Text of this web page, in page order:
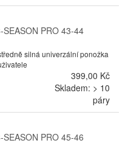
PRO 43-44
silná univerzální ponožka
399,00 Kč
Skladem: > 10
páry
PRO 45-46